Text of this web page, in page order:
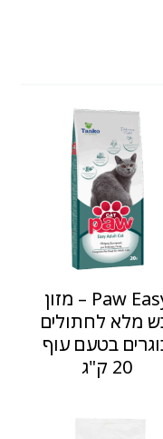
Paw Easy – מזון
מלא לחתולים
בטעם עוף
20 ק"ג